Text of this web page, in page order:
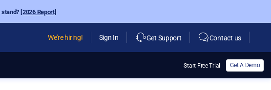
[2026 Report]
We're hiring! Sign In Get Support Contact us
Start Free Trial Get A Demo